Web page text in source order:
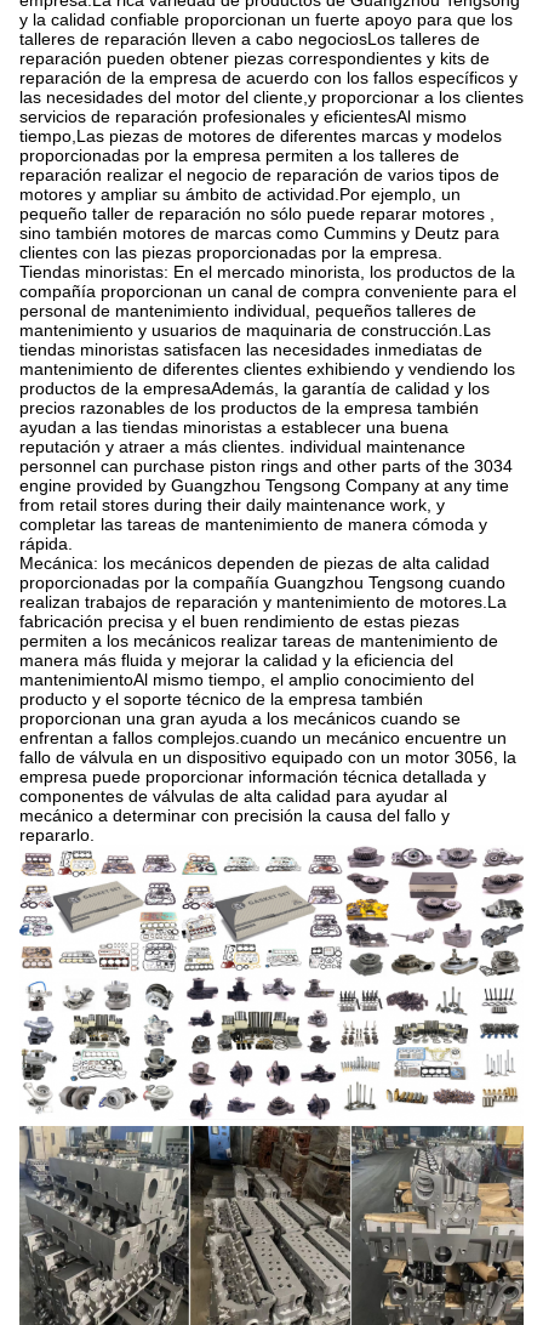
y la calidad confiable proporcionan un fuerte apoyo para que los
talleres de reparación lleven a cabo negociosLos talleres de
reparación pueden obtener piezas correspondientes y kits de
reparación de la empresa de acuerdo con los fallos específicos y
las necesidades del motor del cliente,y proporcionar a los clientes
servicios de reparación profesionales y eficientesAl mismo
tiempo,Las piezas de motores de diferentes marcas y modelos
proporcionadas por la empresa permiten a los talleres de
reparación realizar el negocio de reparación de varios tipos de
motores y ampliar su ámbito de actividad.Por ejemplo, un
pequeño taller de reparación no sólo puede reparar motores ,
sino también motores de marcas como Cummins y Deutz para
clientes con las piezas proporcionadas por la empresa.
Tiendas minoristas: En el mercado minorista, los productos de la
compañía proporcionan un canal de compra conveniente para el
personal de mantenimiento individual, pequeños talleres de
mantenimiento y usuarios de maquinaria de construcción.Las
tiendas minoristas satisfacen las necesidades inmediatas de
mantenimiento de diferentes clientes exhibiendo y vendiendo los
productos de la empresaAdemás, la garantía de calidad y los
precios razonables de los productos de la empresa también
ayudan a las tiendas minoristas a establecer una buena
reputación y atraer a más clientes. individual maintenance
personnel can purchase piston rings and other parts of the 3034
engine provided by Guangzhou Tengsong Company at any time
from retail stores during their daily maintenance work, y
completar las tareas de mantenimiento de manera cómoda y
rápida.
Mecánica: los mecánicos dependen de piezas de alta calidad
proporcionadas por la compañía Guangzhou Tengsong cuando
realizan trabajos de reparación y mantenimiento de motores.La
fabricación precisa y el buen rendimiento de estas piezas
permiten a los mecánicos realizar tareas de mantenimiento de
manera más fluida y mejorar la calidad y la eficiencia del
mantenimientoAl mismo tiempo, el amplio conocimiento del
producto y el soporte técnico de la empresa también
proporcionan una gran ayuda a los mecánicos cuando se
enfrentan a fallos complejos.cuando un mecánico encuentre un
fallo de válvula en un dispositivo equipado con un motor 3056, la
empresa puede proporcionar información técnica detallada y
componentes de válvulas de alta calidad para ayudar al
mecánico a determinar con precisión la causa del fallo y
repararlo.